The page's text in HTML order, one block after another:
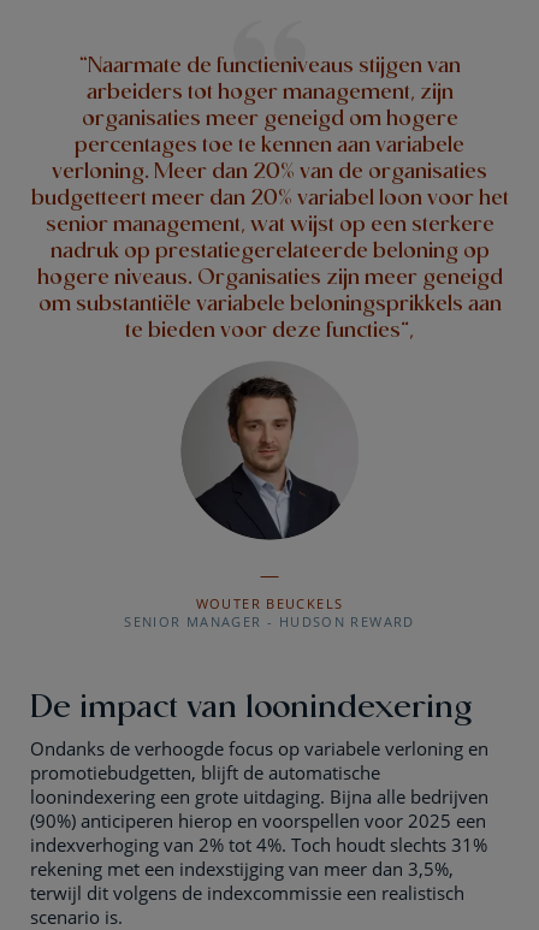
“Naarmate de functieniveaus stijgen van
arbeiders tot hoger management, zijn
organisaties meer geneigd om hogere
percentages toe te kennen aan variabele
verloning. Meer dan 20% van de organisaties
budgetteert meer dan 20% variabel loon voor het
senior management, wat wijst op een sterkere
nadruk op prestatiegerelateerde beloning op
hogere niveaus. Organisaties zijn meer geneigd
om substantiële variabele beloningsprikkels aan
te bieden voor deze functies”,
WOUTER BEUCKELS
SENIOR MANAGER - HUDSON REWARD
De impact van loonindexering
Ondanks de verhoogde focus op variabele verloning en
promotiebudgetten, blijft de automatische
loonindexering een grote uitdaging. Bijna alle bedrijven
(90%) anticiperen hierop en voorspellen voor 2025 een
indexverhoging van 2% tot 4%. Toch houdt slechts 31%
rekening met een indexstijging van meer dan 3,5%,
terwijl dit volgens de indexcommissie een realistisch
scenario is.